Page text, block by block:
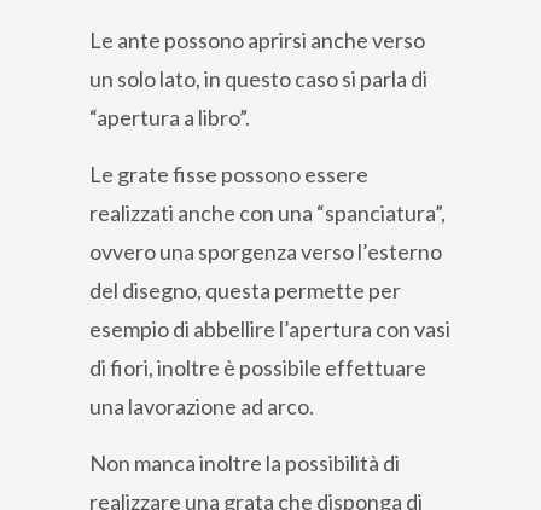
Le ante possono aprirsi anche verso
un solo lato, in questo caso si parla di
“apertura a libro”.
Le grate fisse possono essere
realizzati anche con una “spanciatura”,
ovvero una sporgenza verso l’esterno
del disegno, questa permette per
esempio di abbellire l’apertura con vasi
di fiori, inoltre è possibile effettuare
una lavorazione ad arco.
Non manca inoltre la possibilità di
realizzare una grata che disponga di